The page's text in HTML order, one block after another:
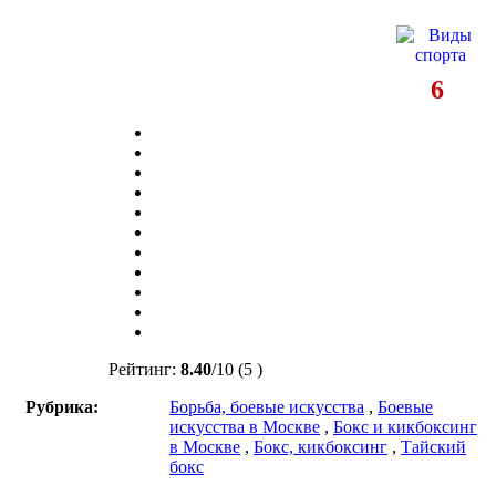
6
Рейтинг: 8.40/10 (5 )
Рубрика:
Борьба, боевые искусства , Боевые
искусства в Москве , Бокс и кикбоксинг
в Москве , Бокс, кикбоксинг , Тайский
бокс